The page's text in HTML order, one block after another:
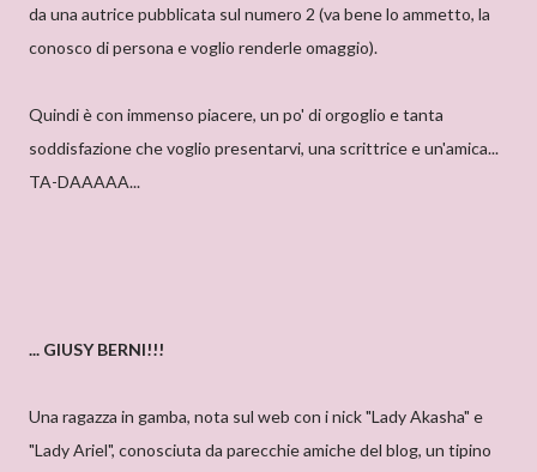
da una autrice pubblicata sul numero 2 (va bene lo ammetto, la
conosco di persona e voglio renderle omaggio).
Quindi è con immenso piacere, un po' di orgoglio e tanta
soddisfazione che voglio presentarvi, una scrittrice e un'amica...
TA-DAAAAA...
... GIUSY BERNI!!!
Una ragazza in gamba, nota sul web con i nick "Lady Akasha" e
"Lady Ariel", conosciuta da parecchie amiche del blog, un tipino